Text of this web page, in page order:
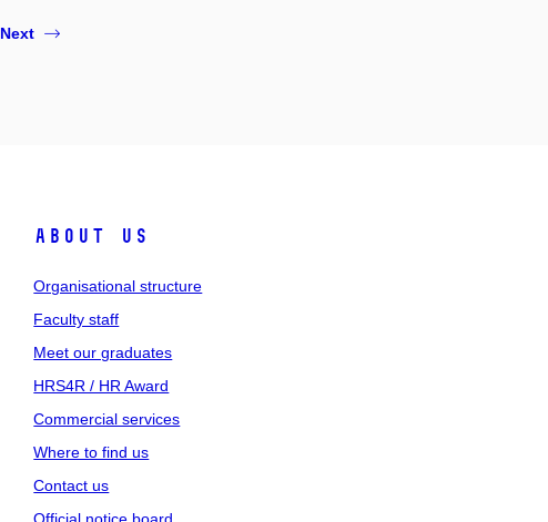
Next
About us
Organisational structure
Faculty staff
Meet our graduates
HRS4R / HR Award
Commercial services
Where to find us
Contact us
Official notice board